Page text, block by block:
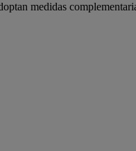
medidas